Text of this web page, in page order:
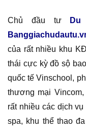
Chủ đầu tư
của rất nhiều khu
thái cực kỳ đồ sộ
quốc tế Vinschool,
thương mại
rất nhiều các dịch
spa, khu thể thao